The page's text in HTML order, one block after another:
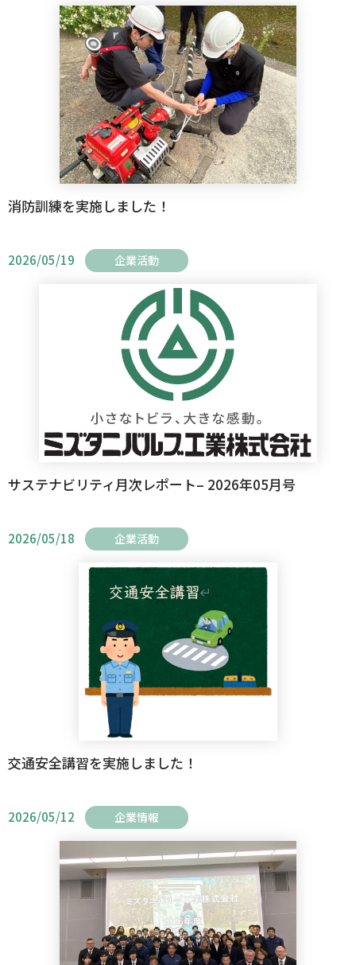
消防訓練を実施しました！
2026/05/19 企業活動
サステナビリティ月次レポート– 2026年05月号
2026/05/18 企業活動
交通安全講習を実施しました！
2026/05/12 企業情報